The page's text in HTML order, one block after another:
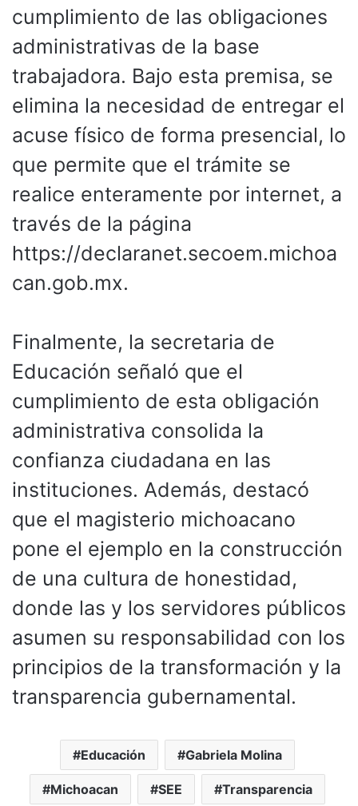
cumplimiento de las obligaciones
administrativas de la base
trabajadora. Bajo esta premisa, se
elimina la necesidad de entregar el
acuse físico de forma presencial, lo
que permite que el trámite se
realice enteramente por internet, a
través de la página
https://declaranet.secoem.michoa
can.gob.mx.
Finalmente, la secretaria de
Educación señaló que el
cumplimiento de esta obligación
administrativa consolida la
confianza ciudadana en las
instituciones. Además, destacó
que el magisterio michoacano
pone el ejemplo en la construcción
de una cultura de honestidad,
donde las y los servidores públicos
asumen su responsabilidad con los
principios de la transformación y la
transparencia gubernamental.
Educación Gabriela Molina
Michoacan SEE Transparencia